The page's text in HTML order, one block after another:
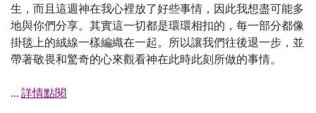
生，而且這週神在我心裡放了好些事情，因此我想盡可能多
地與你們分享。其實這一切都是環環相扣的，每一部分都像
掛毯上的絨線一樣編織在一起。所以讓我們往後退一步，並
帶著敬畏和驚奇的心來觀看神在此時此刻所做的事情。
詳情點閱